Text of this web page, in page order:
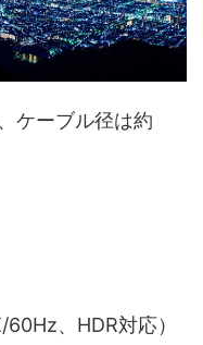
ケーブル径は約
、HDR対応）